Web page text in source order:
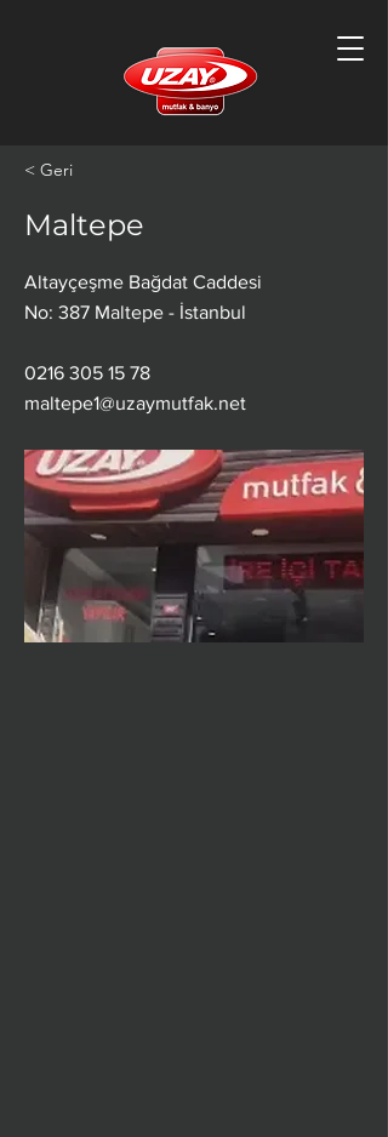
< Geri
Maltepe
Altayçeşme Bağdat Caddesi
No: 387 Maltepe - İstanbul
0216 305 15 78
maltepe1@uzaymutfak.net